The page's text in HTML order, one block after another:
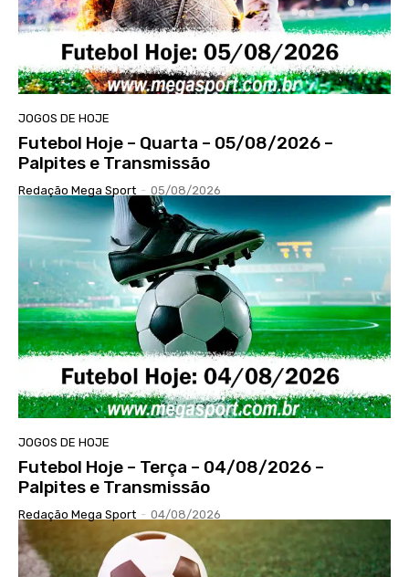
JOGOS DE HOJE
Futebol Hoje – Quarta – 05/08/2026 –
Palpites e Transmissão
Redação Mega Sport - 05/08/2026
JOGOS DE HOJE
Futebol Hoje – Terça – 04/08/2026 –
Palpites e Transmissão
Redação Mega Sport - 04/08/2026